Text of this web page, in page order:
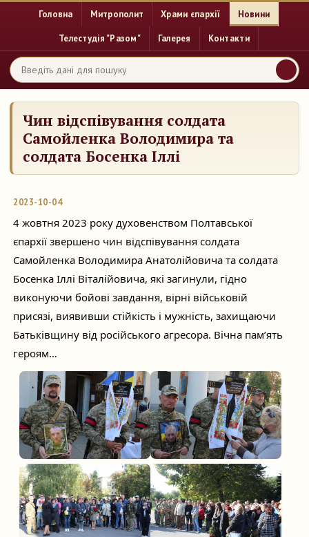
Головна Митрополит Храми єпархії Новини
Телестудія "Разом" Галерея Контакти
Чин відспівування солдата
Самойленка Володимира та
солдата Босенка Іллі
2023-10-04
4 жовтня 2023 року духовенством Полтавської
єпархії звершено чин відспівування солдата
Самойленка Володимира Анатолійовича та солдата
Босенка Іллі Віталійовича, які загинули, гідно
виконуючи бойові завдання, вірні військовій
присязі, виявивши стійкість і мужність, захищаючи
Батьківщину від російського агресора. Вічна пам’ять
героям…